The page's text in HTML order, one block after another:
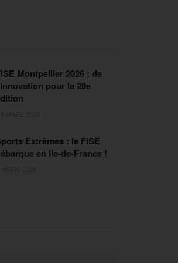
Montpellier 2026 : de
pour la 29e
Extrêmes : le FISE
en Ile-de-France !